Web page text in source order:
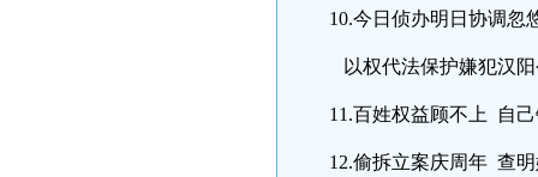
10.今日侦办明日协调
以权代法保护嫌犯汉
11.百姓权益顾不上 自
12.偷拆立案庆周年 查